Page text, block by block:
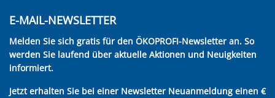
E-MAIL-NEWSLETTER
Melden Sie sich gratis für den ÖKOPROFI-Newsletter an. So
werden Sie laufend über aktuelle Aktionen und Neuigkeiten
informiert.
Jetzt erhalten Sie bei einer Newsletter Neuanmeldung einen €